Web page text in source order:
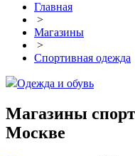
Главная
>
Магазины
>
Спортивная одежда
Одежда и обувь
Магазины
Москве